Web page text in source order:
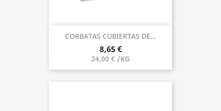
CORBATAS CUBIERTAS DE...
8,65 €
24,00 € /KG